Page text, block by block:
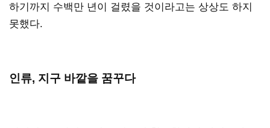
하기까지 수백만 년이 걸렸을 것이라고는 상상도 하지
못했다.
인류, 지구 바깥을 꿈꾸다